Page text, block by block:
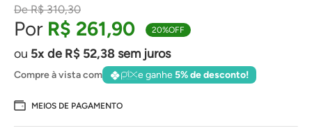
R$ 310,30
R$ 261,90 20%OFF
5 de R$ 52,38sem juros
Compre à vista com e ganhe5% de desconto!
MEIOS DE PAGAMENTO